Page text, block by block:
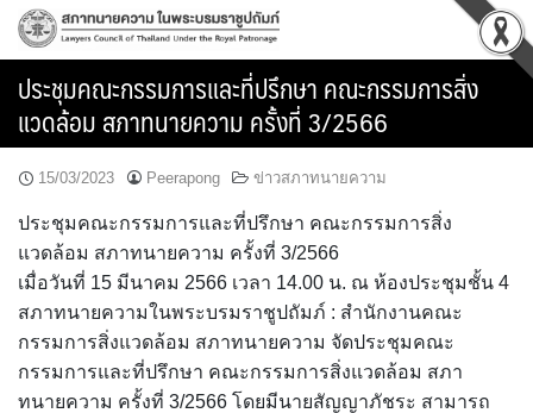
Skip
ประชุมคณะกรรมการและที่ปรึกษา คณะกรรมการสิ่ง
แวดล้อม สภาทนายความ ครั้งที่ 3/2566
15/03/2023 Peerapong ข่าวสภาทนายความ
ประชุมคณะกรรมการและที่ปรึกษา คณะกรรมการสิ่ง
แวดล้อม สภาทนายความ ครั้งที่ 3/2566
เมื่อวันที่ 15 มีนาคม 2566 เวลา 14.00 น. ณ ห้องประชุมชั้น 4
สภาทนายความในพระบรมราชูปถัมภ์ : สำนักงานคณะ
กรรมการสิ่งแวดล้อม สภาทนายความ จัดประชุมคณะ
กรรมการและที่ปรึกษา คณะกรรมการสิ่งแวดล้อม สภา
ทนายความ ครั้งที่ 3/2566 โดยมีนายสัญญาภัชระ สามารถ